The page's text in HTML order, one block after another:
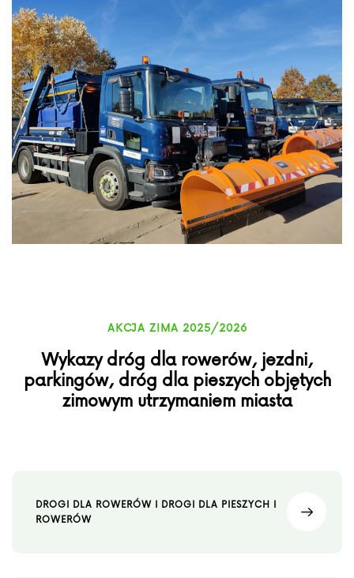
AKCJA ZIMA 2025/2026
Wykazy dróg dla rowerów, jezdni,
parkingów, dróg dla pieszych objętych
zimowym utrzymaniem miasta
DROGI DLA ROWERÓW I DROGI DLA PIESZYCH I
ROWERÓW